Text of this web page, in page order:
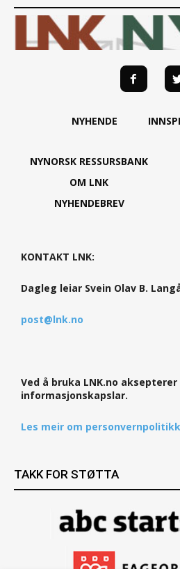
NYHENDE
NYNORSK RESSURSBANK
OM LNK
NYHENDEBREV
KONTAKT LNK:
Dagleg leiar Svein Olav B.
post@lnk.no
Ved å bruka LNK.no
informasjonskapslar.
Les meir om
TAKK FOR STØTTA